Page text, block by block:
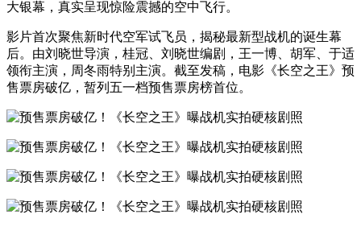
大银幕，真实呈现惊险震撼的空中飞行。
影片首次聚焦新时代空军试飞员，揭秘最新型战机的诞生幕
后。由刘晓世导演，桂冠、刘晓世编剧，王一博、胡军、于适
领衔主演，周冬雨特别主演。截至发稿，电影《长空之王》预
售票房破亿，暂列五一档预售票房榜首位。